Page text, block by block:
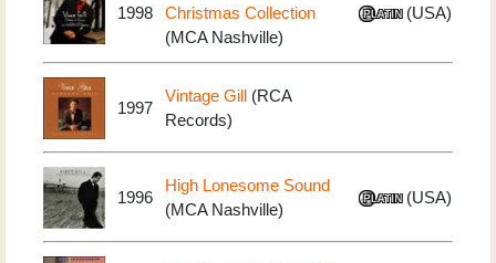
1998
Christmas Collection
(MCA Nashville)
(USA)
1997
Vintage Gill (RCA
Records)
1996
High Lonesome Sound
(MCA Nashville)
(USA)